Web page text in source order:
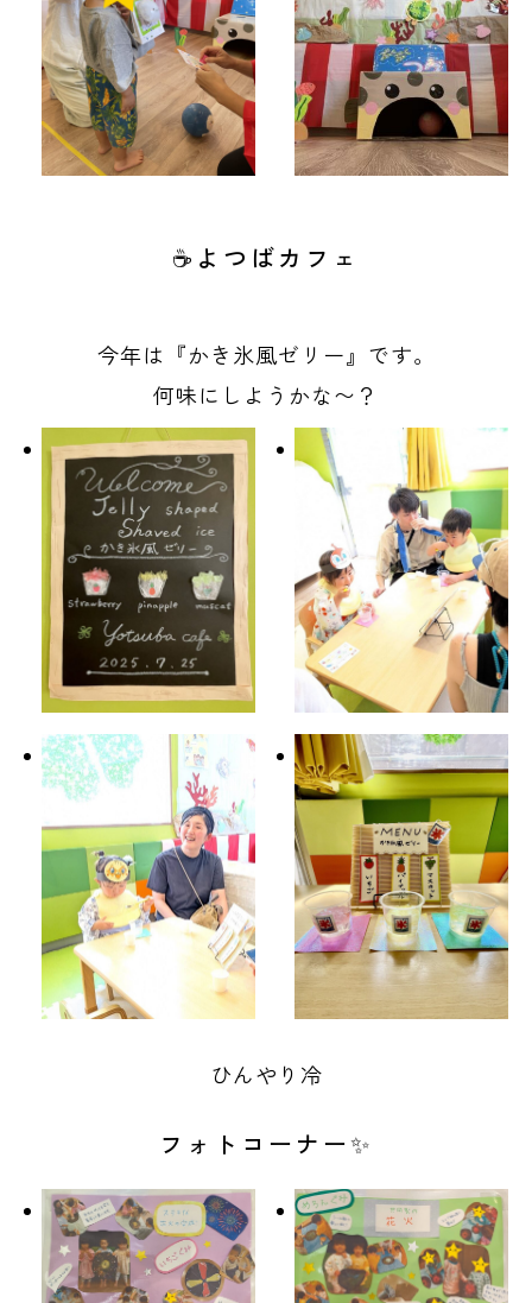
☕よつばカフェ
今年は『かき氷風ゼリー』です。
何味にしようかな〜？
ひんやり冷
フォトコーナー✨